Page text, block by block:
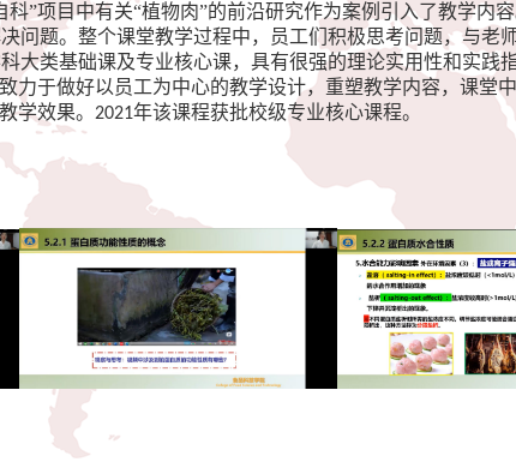
”项目中有关“植物肉”的前沿研究作为案例引入了教学内
题。整个课堂教学过程中，员工们积极思考问题，与老
大类基础课及专业核心课，具有很强的理论实用性和实践
力于做好以员工为中心的教学设计，重塑教学内容，课堂
学效果。 2021年该课程获批校级专业核心课程。